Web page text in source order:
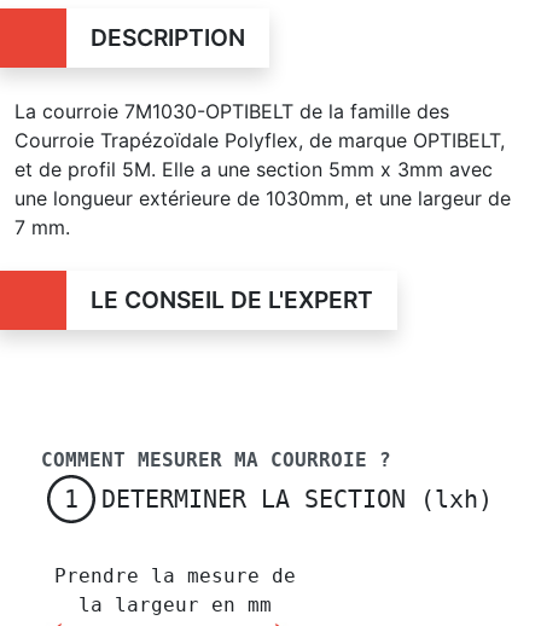
DESCRIPTION
La courroie 7M1030-OPTIBELT de la famille des
Courroie Trapézoïdale Polyflex, de marque OPTIBELT,
et de profil 5M. Elle a une section 5mm x 3mm avec
une longueur extérieure de 1030mm, et une largeur de
7 mm.
LE CONSEIL DE L'EXPERT
COMMENT MESURER MA COURROIE ?
1 DETERMINER LA SECTION (lxh)
Prendre la mesure de
la largeur en mm